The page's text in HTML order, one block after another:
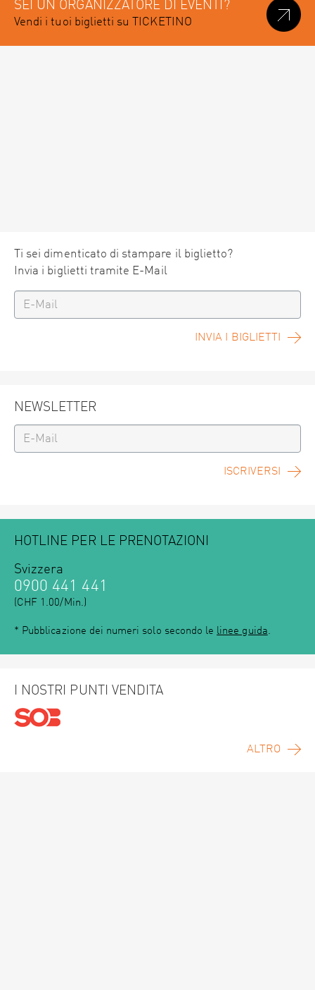
SEI UN ORGANIZZATORE DI EVENTI?
Vendi i tuoi biglietti su TICKETINO
Ti sei dimenticato di stampare il biglietto?
Invia i biglietti tramite E-Mail
INVIA I BIGLIETTI
NEWSLETTER
ISCRIVERSI
HOTLINE PER LE PRENOTAZIONI
Svizzera
0900 441 441
(CHF 1.00/Min.)
* Pubblicazione dei numeri solo secondo le linee guida.
I NOSTRI PUNTI VENDITA
ALTRO